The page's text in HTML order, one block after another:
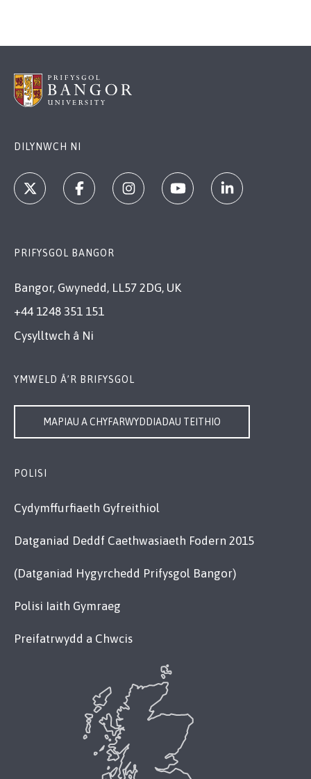
DILYNWCH NI
PRIFYSGOL BANGOR
Bangor, Gwynedd, LL57 2DG, UK
+44 1248 351 151
Cysylltwch â Ni
YMWELD Â’R BRIFYSGOL
MAPIAU A CHYFARWYDDIADAU TEITHIO
POLISI
Cydymffurfiaeth Gyfreithiol
Datganiad Deddf Caethwasiaeth Fodern 2015
(Datganiad Hygyrchedd Prifysgol Bangor)
Polisi Iaith Gymraeg
Preifatrwydd a Chwcis